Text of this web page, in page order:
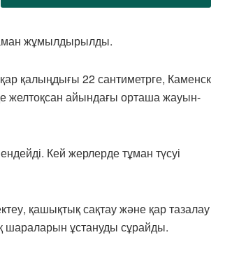
жұмылдырылды.
қалыңдығы 22 сантиметрге, Каменск
желтоқсан айындағы орташа жауын-
Кей жерлерде тұман түсуі
қашықтық сақтау және қар тазалау
шараларын ұстануды сұрайды.